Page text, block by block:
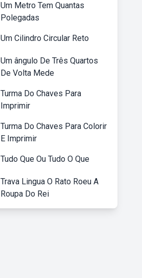
Um Metro Tem Quantas
Polegadas
Um Cilindro Circular Reto
Um ângulo De Três Quartos
De Volta Mede
Turma Do Chaves Para
Imprimir
Turma Do Chaves Para Colorir
E Imprimir
Tudo Que Ou Tudo O Que
Trava Lingua O Rato Roeu A
Roupa Do Rei